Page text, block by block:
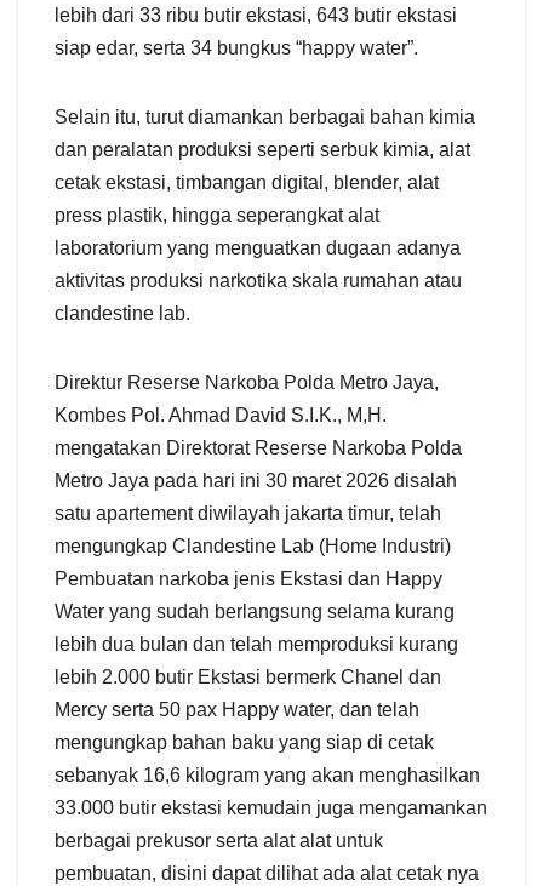
lebih dari 33 ribu butir ekstasi, 643 butir ekstasi
siap edar, serta 34 bungkus “happy water”.
Selain itu, turut diamankan berbagai bahan kimia
dan peralatan produksi seperti serbuk kimia, alat
cetak ekstasi, timbangan digital, blender, alat
press plastik, hingga seperangkat alat
laboratorium yang menguatkan dugaan adanya
aktivitas produksi narkotika skala rumahan atau
clandestine lab.
Direktur Reserse Narkoba Polda Metro Jaya,
Kombes Pol. Ahmad David S.I.K., M,H.
mengatakan Direktorat Reserse Narkoba Polda
Metro Jaya pada hari ini 30 maret 2026 disalah
satu apartement diwilayah jakarta timur, telah
mengungkap Clandestine Lab (Home Industri)
Pembuatan narkoba jenis Ekstasi dan Happy
Water yang sudah berlangsung selama kurang
lebih dua bulan dan telah memproduksi kurang
lebih 2.000 butir Ekstasi bermerk Chanel dan
Mercy serta 50 pax Happy water, dan telah
mengungkap bahan baku yang siap di cetak
sebanyak 16,6 kilogram yang akan menghasilkan
33.000 butir ekstasi kemudain juga mengamankan
berbagai prekusor serta alat alat untuk
pembuatan, disini dapat dilihat ada alat cetak nya